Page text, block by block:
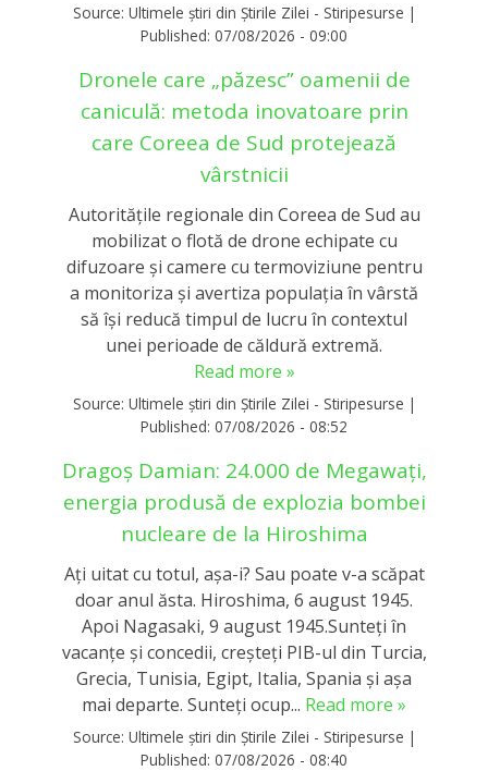
Source: Ultimele știri din Știrile Zilei - Stiripesurse |
Published: 07/08/2026 - 09:00
Dronele care „păzesc” oamenii de
caniculă: metoda inovatoare prin
care Coreea de Sud protejează
vârstnicii
Autoritățile regionale din Coreea de Sud au
mobilizat o flotă de drone echipate cu
difuzoare și camere cu termoviziune pentru
a monitoriza și avertiza populația în vârstă
să își reducă timpul de lucru în contextul
unei perioade de căldură extremă.
Read more »
Source: Ultimele știri din Știrile Zilei - Stiripesurse |
Published: 07/08/2026 - 08:52
Dragoș Damian: 24.000 de Megawați,
energia produsă de explozia bombei
nucleare de la Hiroshima
Ați uitat cu totul, așa-i? Sau poate v-a scăpat
doar anul ăsta. Hiroshima, 6 august 1945.
Apoi Nagasaki, 9 august 1945.Sunteți în
vacanțe și concedii, creșteți PIB-ul din Turcia,
Grecia, Tunisia, Egipt, Italia, Spania și așa
mai departe. Sunteți ocup... Read more »
Source: Ultimele știri din Știrile Zilei - Stiripesurse |
Published: 07/08/2026 - 08:40